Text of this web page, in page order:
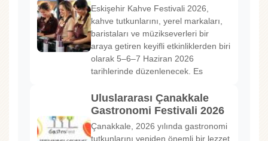
Eskişehir Kahve Festivali 2026,
kahve tutkunlarını, yerel markaları,
baristaları ve müzikseverleri bir
araya getiren keyifli etkinliklerden biri
olarak 5–6–7 Haziran 2026
tarihlerinde düzenlenecek. Es
Uluslararası Çanakkale
Gastronomi Festivali 2026
Çanakkale, 2026 yılında gastronomi
tutkunlarını yeniden önemli bir lezzet